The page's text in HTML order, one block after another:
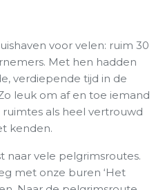
voor velen: ruim 30
Met hen hadden
verdiepende tijd in de
leuk om af en toe iemand
als heel vertrouwd
kenden.
naar vele pelgrimsroutes.
met onze buren ‘Het